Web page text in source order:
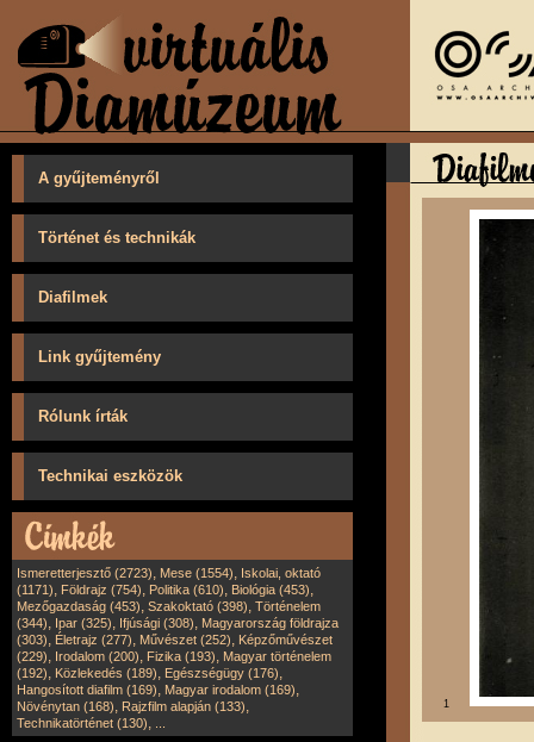
A gyűjteményről
Történet és technikák
Diafilmek
Link gyűjtemény
Rólunk írták
Technikai eszközök
Ismeretterjesztő (2723), Mese (1554), Iskolai, oktató
(1171), Földrajz (754), Politika (610), Biológia (453),
Mezőgazdaság (453), Szakoktató (398), Történelem
(344), Ipar (325), Ifjúsági (308), Magyarország földrajza
(303), Életrajz (277), Művészet (252), Képzőművészet
(229), Irodalom (200), Fizika (193), Magyar történelem
(192), Közlekedés (189), Egészségügy (176),
Hangosított diafilm (169), Magyar irodalom (169),
Növénytan (168), Rajzfilm alapján (133),
Technikatörténet (130),
1